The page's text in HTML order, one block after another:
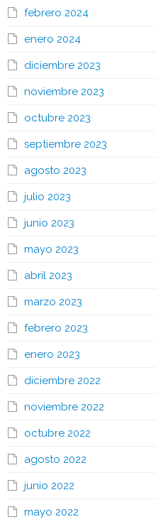
febrero 2024
enero 2024
diciembre 2023
noviembre 2023
octubre 2023
septiembre 2023
agosto 2023
julio 2023
junio 2023
mayo 2023
abril 2023
marzo 2023
febrero 2023
enero 2023
diciembre 2022
noviembre 2022
octubre 2022
agosto 2022
junio 2022
mayo 2022